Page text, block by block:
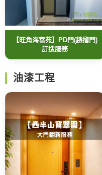
【旺角海富苑】PD門(趟摺門)
訂造服務
油漆工程